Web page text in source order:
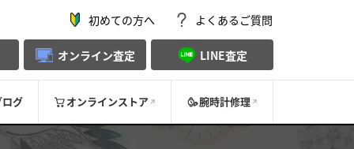
初めての方へ よくあるご質問
オンライン査定 LINE査定
ログ オンラインストア 腕時計修理